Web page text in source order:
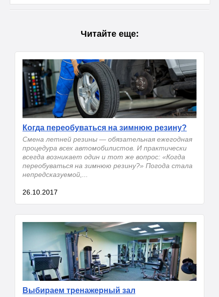
Читайте еще:
Когда переобуваться на зимнюю резину?
Смена летней резины — обязательная ежегодная
процедура всех автомобилистов. И практически
всегда возникает один и тот же вопрос: «Когда
переобуваться на зимнюю резину?» Погода стала
непредсказуемой,...
26.10.2017
Выбираем тренажерный зал